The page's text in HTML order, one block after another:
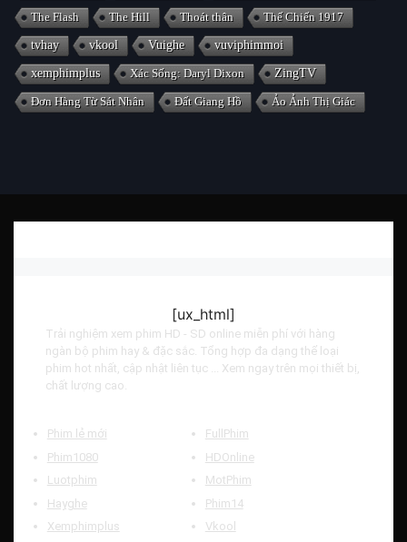
The Flash The Hill Thoát thân Thế Chiến 1917
tvhay vkool Vuighe vuviphimmoi
xemphimplus Xác Sống: Daryl Dixon ZingTV
Đơn Hàng Từ Sát Nhân Đất Giang Hồ Ảo Ảnh Thị Giác